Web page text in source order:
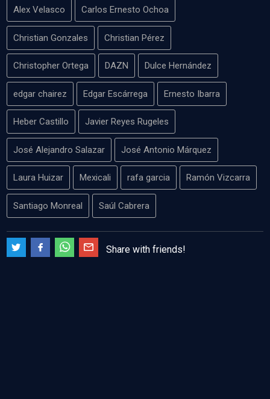
Alex Velasco Carlos Ernesto Ochoa
Christian Gonzales Christian Pérez
Christopher Ortega DAZN Dulce Hernández
edgar chairez Edgar Escárrega Ernesto Ibarra
Heber Castillo Javier Reyes Rugeles
José Alejandro Salazar José Antonio Márquez
Laura Huizar Mexicali rafa garcia Ramón Vizcarra
Santiago Monreal Saúl Cabrera
Share with friends!